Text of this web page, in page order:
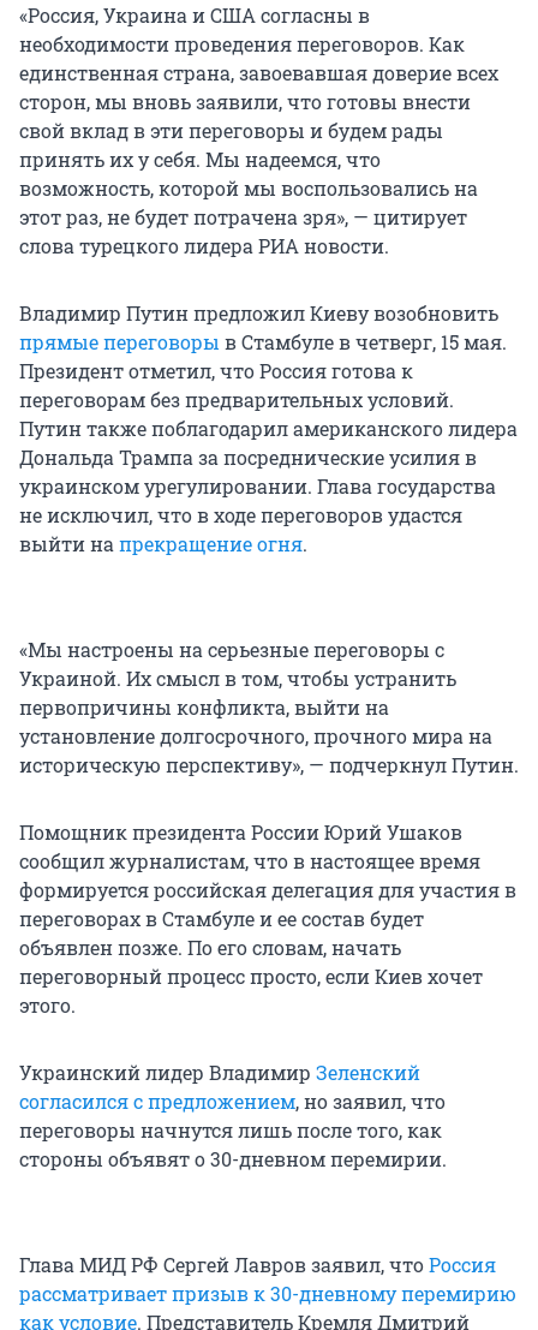
«Россия, Украина и США согласны в
необходимости проведения переговоров. Как
единственная страна, завоевавшая доверие всех
сторон, мы вновь заявили, что готовы внести
свой вклад в эти переговоры и будем рады
принять их у себя. Мы надеемся, что
возможность, которой мы воспользовались на
этот раз, не будет потрачена зря», — цитирует
слова турецкого лидера РИА новости.
Владимир Путин предложил Киеву возобновить
прямые переговоры в Стамбуле в четверг, 15 мая.
Президент отметил, что Россия готова к
переговорам без предварительных условий.
Путин также поблагодарил американского лидера
Дональда Трампа за посреднические усилия в
украинском урегулировании. Глава государства
не исключил, что в ходе переговоров удастся
выйти на прекращение огня.
«Мы настроены на серьезные переговоры с
Украиной. Их смысл в том, чтобы устранить
первопричины конфликта, выйти на
установление долгосрочного, прочного мира на
историческую перспективу», — подчеркнул Путин.
Помощник президента России Юрий Ушаков
сообщил журналистам, что в настоящее время
формируется российская делегация для участия в
переговорах в Стамбуле и ее состав будет
объявлен позже. По его словам, начать
переговорный процесс просто, если Киев хочет
этого.
Украинский лидер Владимир Зеленский
согласился с предложением, но заявил, что
переговоры начнутся лишь после того, как
стороны объявят о 30-дневном перемирии.
Глава МИД РФ Сергей Лавров заявил, чтоРоссия
рассматривает призыв к 30-дневному перемирию
как условие. Представитель Кремля Дмитрий